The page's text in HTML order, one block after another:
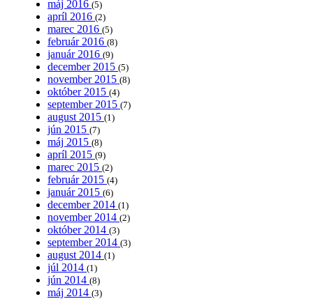
máj 2016 (5)
apríl 2016 (2)
marec 2016 (5)
február 2016 (8)
január 2016 (9)
december 2015 (5)
november 2015 (8)
október 2015 (4)
september 2015 (7)
august 2015 (1)
jún 2015 (7)
máj 2015 (8)
apríl 2015 (9)
marec 2015 (2)
február 2015 (4)
január 2015 (6)
december 2014 (1)
november 2014 (2)
október 2014 (3)
september 2014 (3)
august 2014 (1)
júl 2014 (1)
jún 2014 (8)
máj 2014 (3)